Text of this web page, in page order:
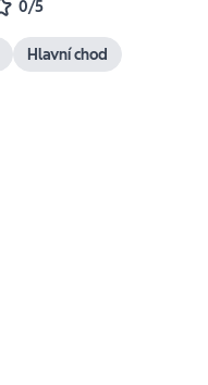
0/5
Hlavní chod